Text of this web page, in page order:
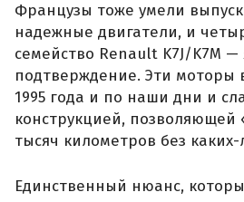
Французы тоже умели
надежные двигатели, и
семейство Renault K7J/K7M —
подтверждение. Эти моторы
1995 года и по наши дни и
конструкцией, позволяющей
тысяч километров без
Единственный нюанс,